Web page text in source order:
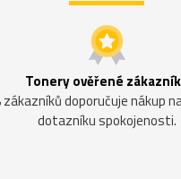
Tonery ověřené
zákazníků doporučuje nákup
dotazníku spokojenosti.